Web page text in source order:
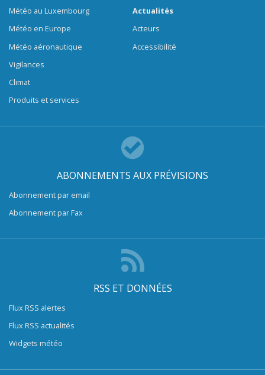
Météo au Luxembourg
Météo en Europe
Météo aéronautique
Vigilances
Climat
Produits et services
Actualités
Acteurs
Accessibilité
ABONNEMENTS AUX PRÉVISIONS
Abonnement par email
Abonnement par Fax
RSS ET DONNÉES
Flux RSS alertes
Flux RSS actualités
Widgets météo